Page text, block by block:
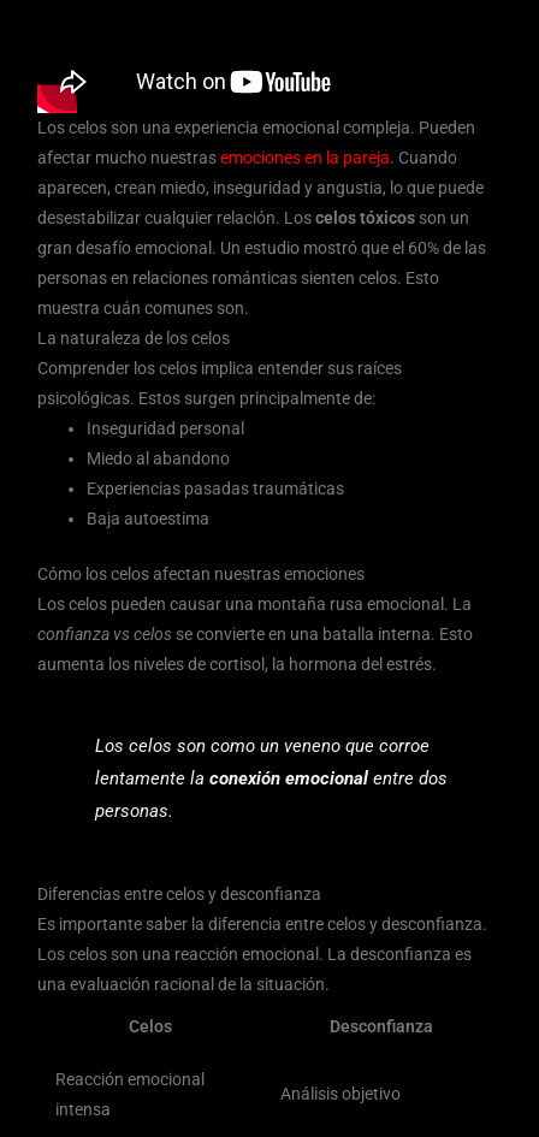
Los celos son una experiencia emocional compleja. Pueden
afectar mucho nuestrasemociones en la pareja. Cuando
aparecen, crean miedo, inseguridad y angustia, lo que puede
desestabilizar cualquier relación. Loscelos tóxicos son un
gran desafío emocional. Un estudio mostró que el 60% de las
personas en relaciones románticas sienten celos. Esto
muestra cuán comunes son.
La naturaleza de los celos
Comprender los celos implica entender sus raíces
psicológicas. Estos surgen principalmente de:
Inseguridad personal
Miedo al abandono
Experiencias pasadas traumáticas
Baja autoestima
Cómo los celos afectan nuestras emociones
Los celos pueden causar una montaña rusa emocional. La
confianza vs celos se convierte en una batalla interna. Esto
aumenta los niveles de cortisol, la hormona del estrés.
Los celos son como un veneno que corroe
lentamente la conexión emocionalentre dos
personas.
Diferencias entre celos y desconfianza
Es importante saber la diferencia entre celos y desconfianza.
Los celos son una reacción emocional. La desconfianza es
una evaluación racional de la situación.
Celos Desconfianza
Reacción emocional
intensa
Análisis objetivo